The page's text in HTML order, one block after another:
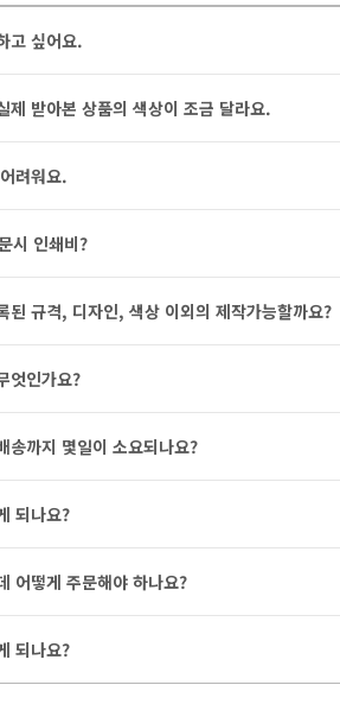
고 싶어요.
제 받아본 상품의 색상이 조금 달라요.
려워요.
시 인쇄비?
된 규격, 디자인, 색상 이외의 제작가능할까요?
엇인가요?
송까지 몇일이 소요되나요?
되나요?
어떻게 주문해야 하나요?
되나요?